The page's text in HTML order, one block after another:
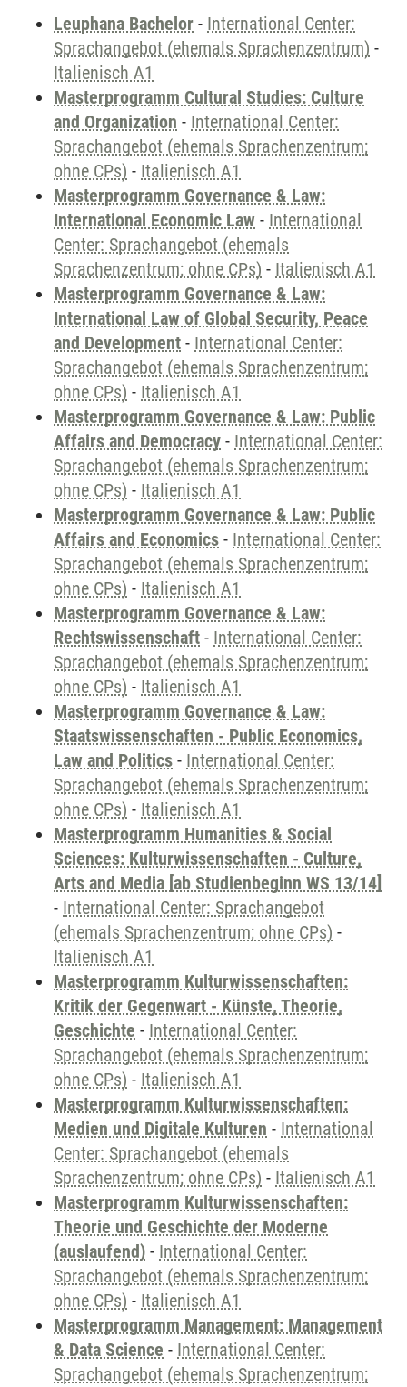
Leuphana Bachelor - International Center:
Sprachangebot (ehemals Sprachenzentrum) -
Italienisch A1
Masterprogramm Cultural Studies: Culture
and Organization - International Center:
Sprachangebot (ehemals Sprachenzentrum;
ohne CPs) - Italienisch A1
Masterprogramm Governance & Law:
International Economic Law - International
Center: Sprachangebot (ehemals
Sprachenzentrum; ohne CPs) - Italienisch A1
Masterprogramm Governance & Law:
International Law of Global Security, Peace
and Development - International Center:
Sprachangebot (ehemals Sprachenzentrum;
ohne CPs) - Italienisch A1
Masterprogramm Governance & Law: Public
Affairs and Democracy - International Center:
Sprachangebot (ehemals Sprachenzentrum;
ohne CPs) - Italienisch A1
Masterprogramm Governance & Law: Public
Affairs and Economics - International Center:
Sprachangebot (ehemals Sprachenzentrum;
ohne CPs) - Italienisch A1
Masterprogramm Governance & Law:
Rechtswissenschaft - International Center:
Sprachangebot (ehemals Sprachenzentrum;
ohne CPs) - Italienisch A1
Masterprogramm Governance & Law:
Staatswissenschaften - Public Economics,
Law and Politics - International Center:
Sprachangebot (ehemals Sprachenzentrum;
ohne CPs) - Italienisch A1
Masterprogramm Humanities & Social
Sciences: Kulturwissenschaften - Culture,
Arts and Media [ab Studienbeginn WS 13/14]
- International Center: Sprachangebot
(ehemals Sprachenzentrum; ohne CPs) -
Italienisch A1
Masterprogramm Kulturwissenschaften:
Kritik der Gegenwart - Künste, Theorie,
Geschichte - International Center:
Sprachangebot (ehemals Sprachenzentrum;
ohne CPs) - Italienisch A1
Masterprogramm Kulturwissenschaften:
Medien und Digitale Kulturen - International
Center: Sprachangebot (ehemals
Sprachenzentrum; ohne CPs) - Italienisch A1
Masterprogramm Kulturwissenschaften:
Theorie und Geschichte der Moderne
(auslaufend) - International Center:
Sprachangebot (ehemals Sprachenzentrum;
ohne CPs) - Italienisch A1
Masterprogramm Management: Management
& Data Science - International Center:
Sprachangebot (ehemals Sprachenzentrum;